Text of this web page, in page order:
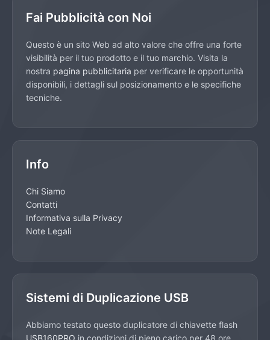
Fai Pubblicità con Noi
Questo è un sito Web ad alto valore che offre una forte
visibilità per il tuo prodotto e il tuo marchio. Visita la
nostra pagina pubblicitaria per verificare le opportunità
disponibili, i dettagli sul posizionamento e le specifiche
tecniche.
Info
Chi Siamo
Contatti
Informativa sulla Privacy
Note Legali
Sistemi di Duplicazione USB
Abbiamo testato questo duplicatore di chiavette flash
USB160PRO in condizioni di pieno carico per 48 ore.